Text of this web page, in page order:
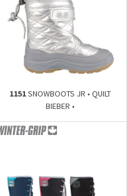
1151SNOWBOOTS JR • QUILT
BIEBER •